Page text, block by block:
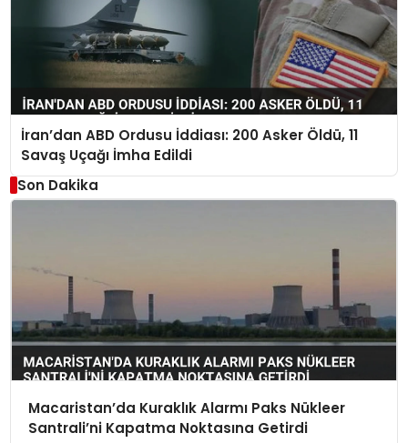
İran’dan ABD Ordusu İddiası: 200 Asker Öldü, 11
Savaş Uçağı İmha Edildi
Son Dakika
Macaristan’da Kuraklık Alarmı Paks Nükleer
Santrali’ni Kapatma Noktasına Getirdi